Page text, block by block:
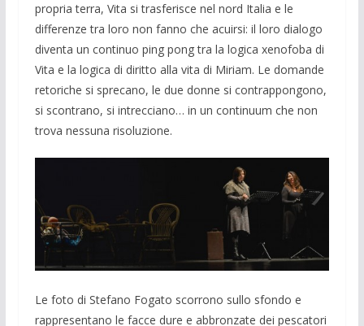
propria terra, Vita si trasferisce nel nord Italia e le
differenze tra loro non fanno che acuirsi: il loro dialogo
diventa un continuo ping pong tra la logica xenofoba di
Vita e la logica di diritto alla vita di Miriam. Le domande
retoriche si sprecano, le due donne si contrappongono,
si scontrano, si intrecciano… in un continuum che non
trova nessuna risoluzione.
Le foto di Stefano Fogato scorrono sullo sfondo e
rappresentano le facce dure e abbronzate dei pescatori